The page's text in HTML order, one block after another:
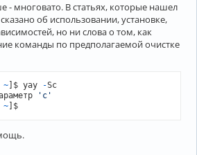
я
- многовато. В статьях, которые нашел
об использовании, установке,
но ни слова о том, как
команды по предполагаемой очистке
~ ]$ yay -Sс
'с'
~